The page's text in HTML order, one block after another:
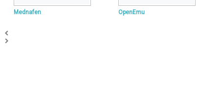
Mednafen OpenEmu